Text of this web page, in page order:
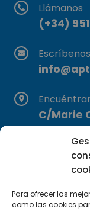
Para ofrecer las
como las cookies
Llámanos
(+34)
Escríbenos
C/Marie